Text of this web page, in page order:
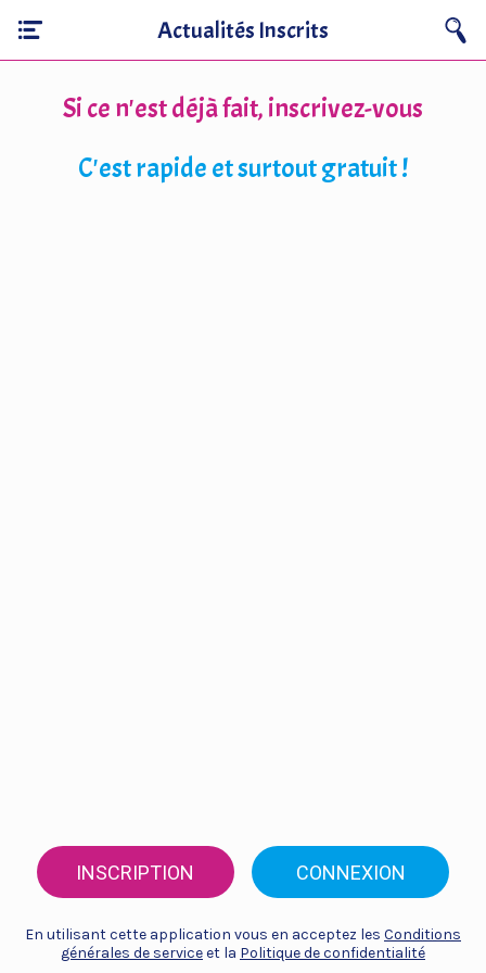
Actualités Inscrits
Si ce n'est déjà fait, inscrivez-vous
C'est rapide et surtout gratuit !
INSCRIPTION CONNEXION
En utilisant cette application vous en acceptez les Conditions
générales de serviceet la Politique de confidentialité